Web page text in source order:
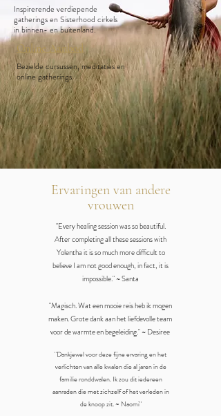
Inspirerende verdiepende
gatherings en Sisterhood cirkels
in binnen- en buitenland.
Online Aanbod
Bezielde cursussen, meditaties en
online gatherings.
Ervaringen van andere
vrouwen
"Every healing session was so beautiful.
After completing all these sessions with
Yolentha it is so much more difficult to
believe I am not good enough, in fact, it is
impossible." ~ Santa
"Magisch. Wat een mooie reis heb ik mogen
maken. Grote dank aan het liefdevolle team
voor de warmte en begeleiding." ~ Desiree
"Dankjewel voor deze fijne ervaring en het
verlichten van alle kwalen die al jaren in de
familie ronddwalen. Ik zou dit iedereen
aanraden die met zichzelf of het verleden in
de knoop zit. ~ Naomi"